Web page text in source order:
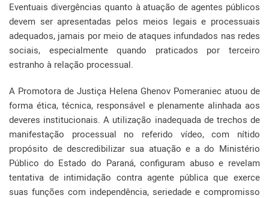
Eventuais divergências quanto à atuação de agentes públicos
devem ser apresentadas pelos meios legais e processuais
adequados, jamais por meio de ataques infundados nas redes
sociais, especialmente quando praticados por terceiro
estranho à relação processual.
A Promotora de Justiça Helena Ghenov Pomeraniec atuou de
forma ética, técnica, responsável e plenamente alinhada aos
deveres institucionais. A utilização inadequada de trechos de
manifestação processual no referido vídeo, com nítido
propósito de descredibilizar sua atuação e a do Ministério
Público do Estado do Paraná, configuram abuso e revelam
tentativa de intimidação contra agente pública que exerce
suas funções com independência, seriedade e compromisso